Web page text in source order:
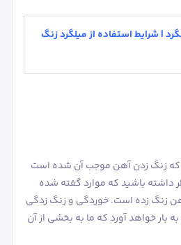
| شرایط استفاده از میلگرد زنگ
که زنگ زدن آهن موجب آن شده است
داشته باشید که موارد گفته شده
زنگ زده است. خوردگی و زنگ زدگی
بار خواهد آورد که ما به بخشی از آن